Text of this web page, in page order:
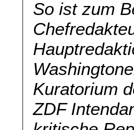
So ist zum
Kuratorium
ZDF